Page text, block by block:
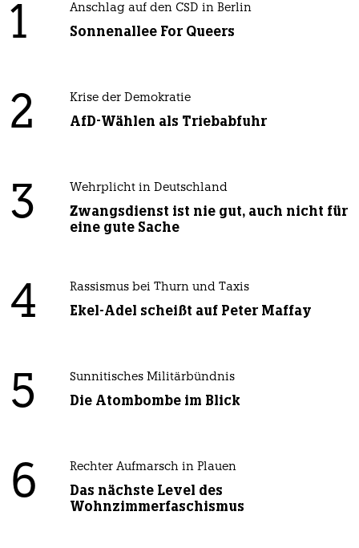
1 Anschlag auf den CSD in Berlin
Sonnenallee For Queers
2 Krise der Demokratie
AfD-Wählen als Triebabfuhr
3 Wehrplicht in Deutschland
Zwangsdienst ist nie gut, auch nicht für
eine gute Sache
4 Rassismus bei Thurn und Taxis
Ekel-Adel scheißt auf Peter Maffay
5 Sunnitisches Militärbündnis
Die Atombombe im Blick
6 Rechter Aufmarsch in Plauen
Das nächste Level des
Wohnzimmerfaschismus